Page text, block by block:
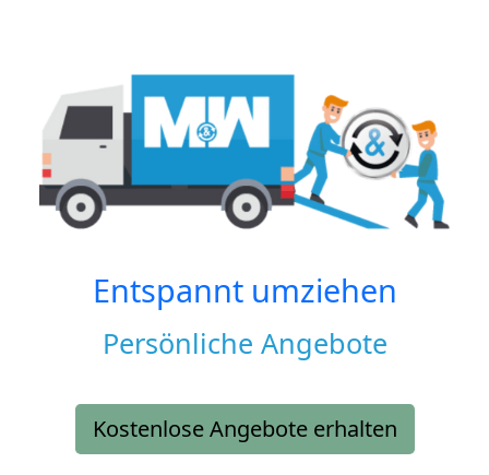
Entspannt umziehen
Persönliche Angebote
Kostenlose Angebote erhalten